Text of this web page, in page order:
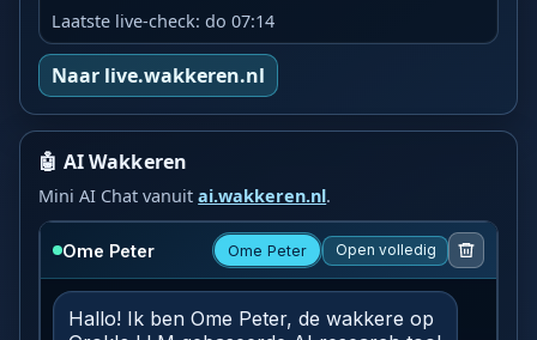
Laatste live-check: do 07:14
Naar live.wakkeren.nl
🤖 AI Wakkeren
Mini AI Chat vanuitai.wakkeren.nl.